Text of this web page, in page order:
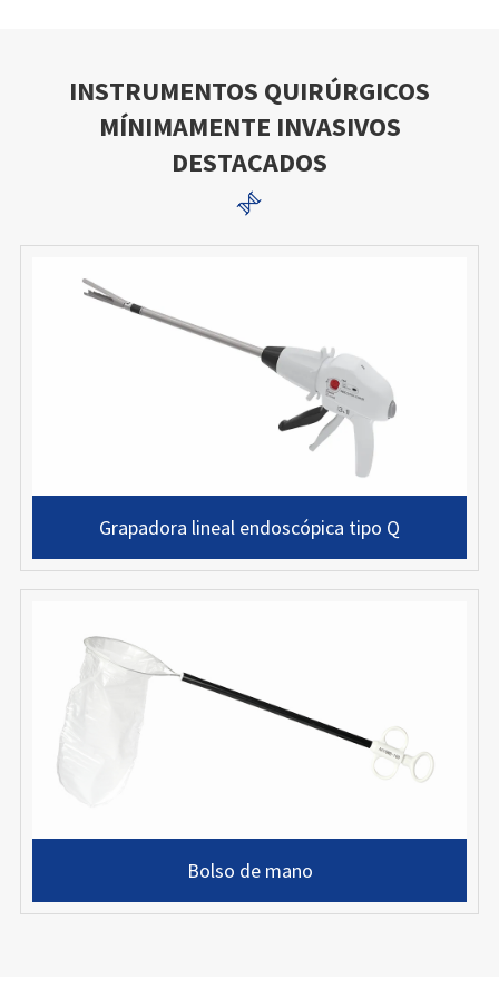
INSTRUMENTOS QUIRÚRGICOS
MÍNIMAMENTE INVASIVOS
DESTACADOS

Grapadora lineal endoscópica tipo Q
Bolso de mano